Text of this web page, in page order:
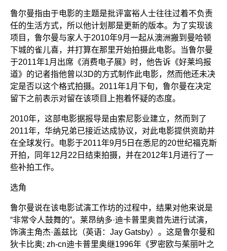
鲁尔曼指由于电影的主题是批评富裕人士往往过着不负责
任的生活方式，所以他计划那是更新的版本。为了实现该
项目，鲁尔曼与家人于2010年9月一起从澳洲搬到曼哈顿
下城的雀儿喜，并打算在那里开始拍摄此电影。当鲁尔曼
于2011年1月出席《消费电子展》时，他告诉《好莱坞报
道》的记者指他曾以3D的方式制作此电影，然而他还未决
定是否以这个格式拍摄。2011年1月下旬，鲁尔曼在决定
留下之前表示对留在该项目上抱着怀疑的态度。
2010年，这部电影据报导是由索尼影业建立，然而到了
2011年，华纳兄弟已接近达成协议，对此电影提供资助并
在全球发行。电影于2011年9月5日在悉尼的20世纪福克斯
开拍，同年12月22日结束拍摄，并在2012年1月进行了一
些补拍工作。
选角
鲁尔曼说在该电影试演工作坊的过程中，结果对他来说是
“非常令人鼓舞的”。莱昂纳多·迪卡普里奥首先进行试演，
饰演主角杰·盖兹比（英语：Jay Gatsby）。这是鲁尔曼和
狄卡比奥; zh-cn迪卡普里奥继1996年《罗密欧与茱丽叶之